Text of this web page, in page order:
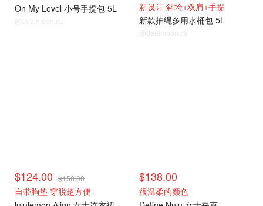
On My Level 小号手提包 5L
@dealmoon.ca
新设计 斜垮+双肩+手提
新款抽绳多用水桶包 5L
@dealmoon.ca
$124.00 $158.00
自带胸垫 穿脱超方便
$138.00
很温柔的颜色